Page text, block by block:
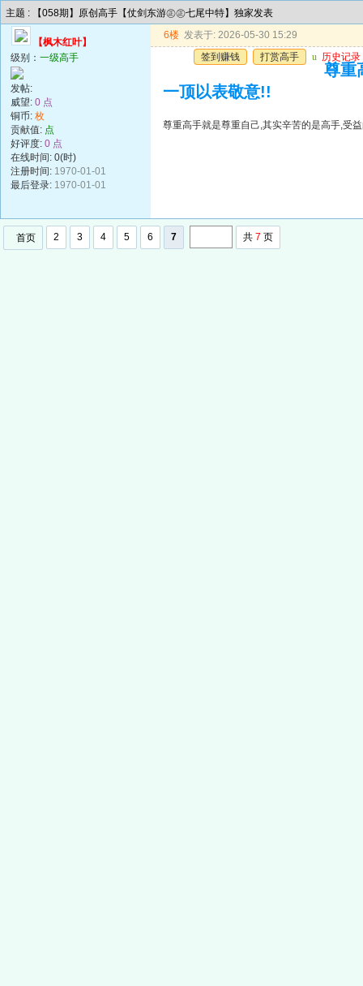
主题 : 【058期】原创高手【仗剑东游㊣㊣七尾中特】独家发表
【枫木红叶】
级别： 一级高手
发帖:
威望: 0 点
铜币: 枚
贡献值: 点
好评度: 0 点
在线时间: 0(时)
注册时间: 1970-01-01
最后登录: 1970-01-01
6楼 发表于: 2026-05-30 15:29
签到赚钱
打赏高手 u 历史记录
尊重
一顶以表敬意!!
尊重高手就是尊重自己,其实辛苦的是高手,受
首页 2 3 4 5 6 7 共 7 页